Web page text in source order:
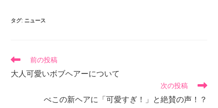
タグ: ニュース
前の投稿
大人可愛いボブヘアーについて
次の投稿
ぺこの新ヘアに「可愛すぎ！」と絶賛の声！？